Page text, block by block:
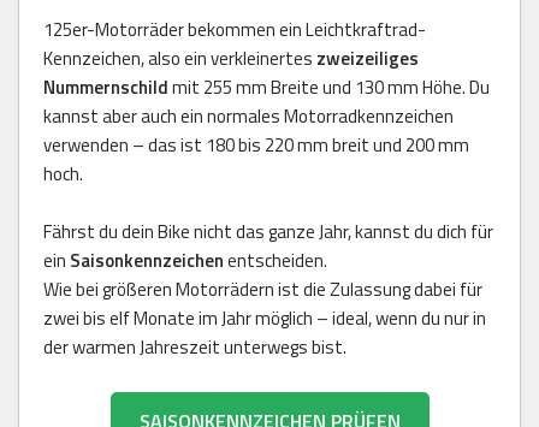
125er-Motorräder bekommen ein Leichtkraftrad-
Kennzeichen, also ein verkleinertes zweizeiliges
Nummernschildmit 255 mm Breite und 130 mm Höhe. Du
kannst aber auch ein normales Motorradkennzeichen
verwenden – das ist 180 bis 220 mm breit und 200 mm
hoch.
Fährst du dein Bike nicht das ganze Jahr, kannst du dich für
ein Saisonkennzeichenentscheiden.
Wie bei größeren Motorrädern ist die Zulassung dabei für
zwei bis elf Monate im Jahr möglich – ideal, wenn du nur in
der warmen Jahreszeit unterwegs bist.
SAISONKENNZEICHEN PRÜFEN